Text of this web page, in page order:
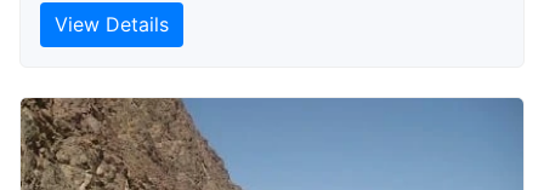
View Details